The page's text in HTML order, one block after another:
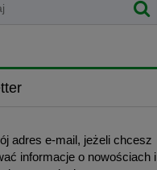
adres e-mail, jeżeli chcesz
informacje o nowościach i